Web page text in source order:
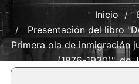
Inicio
Presentación del libro
Primera ola de inmigración
(1876-1930)", de